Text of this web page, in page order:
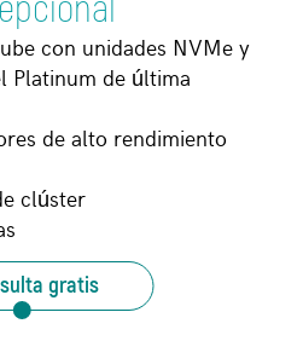
con unidades NVMe y
Platinum de última
de alto rendimiento
clúster
gratis